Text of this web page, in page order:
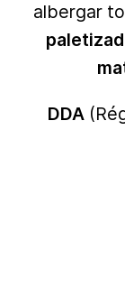
albergar
DDA